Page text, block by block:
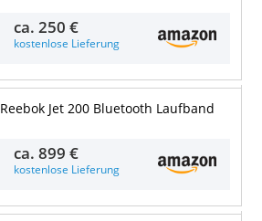
ca.250 €
kostenlose Lieferung
Reebok Jet 200 Bluetooth Laufband
ca.899 €
kostenlose Lieferung